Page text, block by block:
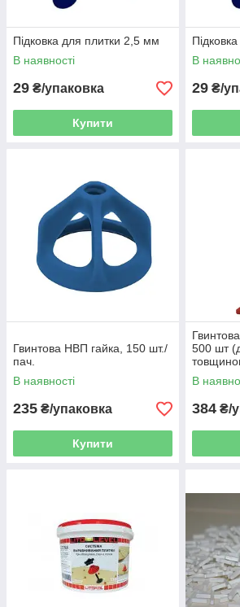
Підковка для плитки 2,5 мм
В наявності
29 ₴/упаковка
Купити
В
29 ₴/
Гвинтова НВП гайка, 150 шт./
пач.
В наявності
235 ₴/упаковка
Купити
500 шт
В
384 ₴/